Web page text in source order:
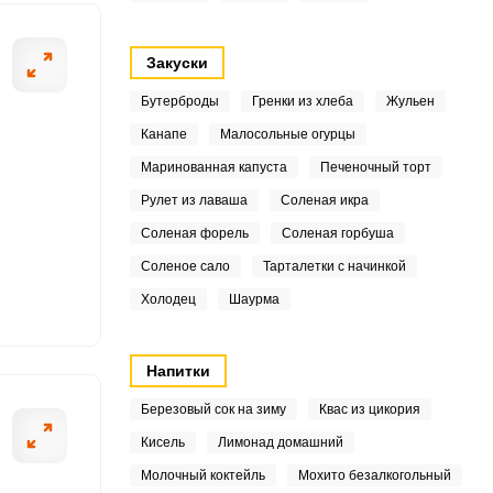
Закуски
Бутерброды Гренки из хлеба Жульен
Канапе Малосольные огурцы
Маринованная капуста Печеночный торт
Рулет из лаваша Соленая икра
Соленая форель Соленая горбуша
Соленое сало Тарталетки с начинкой
Холодец Шаурма
Напитки
Березовый сок на зиму Квас из цикория
Кисель Лимонад домашний
Молочный коктейль Мохито безалкогольный
важно
сыр, чтобы
Печенье